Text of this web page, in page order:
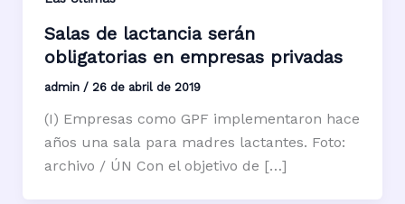
Salas de lactancia serán
obligatorias en empresas privadas
admin / 26 de abril de 2019
(I) Empresas como GPF implementaron hace
años una sala para madres lactantes. Foto:
archivo / ÚN Con el objetivo de […]